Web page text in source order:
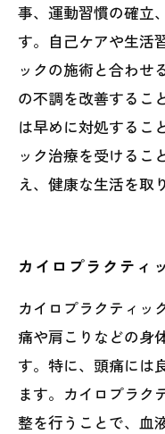
事、運動習慣の確立
す。自己ケアや生活
ックの施術と合わせ
の不調を改善するこ
は早めに対処するこ
ック治療を受けるこ
え、健康な生活を取
カイロプラクティ
カイロプラクティッ
痛や肩こりなどの身
す。特に、頭痛には
ます。カイロプラク
整を行うことで、血